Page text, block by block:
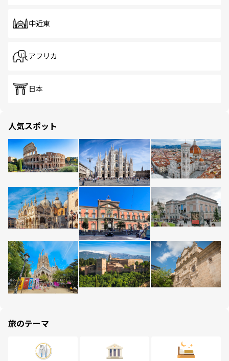
中近東
アフリカ
日本
人気スポット
旅のテーマ